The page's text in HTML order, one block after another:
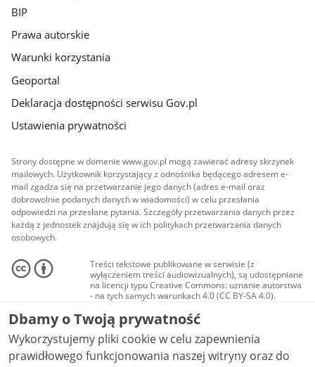
BIP
Prawa autorskie
Warunki korzystania
Geoportal
Deklaracja dostępności serwisu Gov.pl
Ustawienia prywatności
Strony dostępne w domenie www.gov.pl mogą zawierać adresy skrzynek
mailowych. Użytkownik korzystający z odnośnika będącego adresem e-
mail zgadza się na przetwarzanie jego danych (adres e-mail oraz
dobrowolnie podanych danych w wiadomości) w celu przesłania
odpowiedzi na przesłane pytania. Szczegóły przetwarzania danych przez
każdą z jednostek znajdują się w ich politykach przetwarzania danych
osobowych.
Treści tekstowe publikowane w serwisie (z
wyłączeniem treści audiowizualnych), są udostępniane
na licencji typu Creative Commons: uznanie autorstwa
- na tych samych warunkach 4.0 (CC BY-SA 4.0).
Materiały audiowizualne, w tym zdjęcia, materiały
audio i wideo, są udostępniane na licencji typu
Creative Commons: uznanie autorstwa użycie
niekomercyjne - bez utworów zależnych 4.0 (CC BY-
NC-ND 4.0), o ile nie jest to stwierdzone inaczej.
Dbamy o Twoją prywatność
Wykorzystujemy pliki cookie w celu zapewnienia
prawidłowego funkcjonowania naszej witryny oraz do